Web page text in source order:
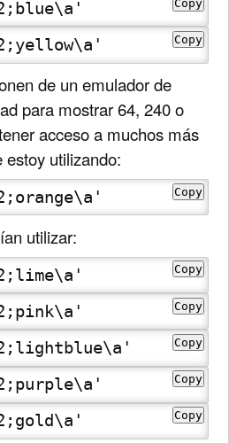
Copy
Copy
de un emulador de
para mostrar 64, 240 o
acceso a muchos más
utilizando:
Copy
utilizar:
Copy
Copy
Copy
Copy
Copy